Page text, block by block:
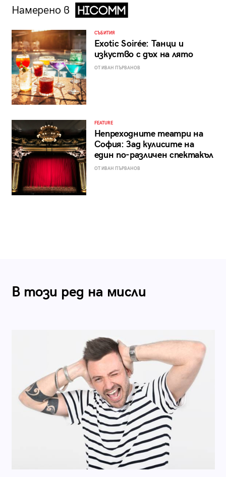
Намерено в
СЪБИТИЯ
Exotic Soirée: Танци и
изкуство с дъх на лято
ОТ ИВАН ПЪРВАНОВ
FEATURE
Непреходните театри на
София: Зад кулисите на
един по-различен спектакъл
ОТ ИВАН ПЪРВАНОВ
В този ред на мисли